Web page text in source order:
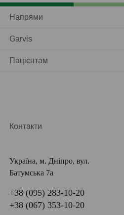
Напрями
Garvis
Пацієнтам
Контакти
Україна, м. Дніпро, вул.
Батумська 7а
+38 (095) 283-10-20
+38 (067) 353-10-20